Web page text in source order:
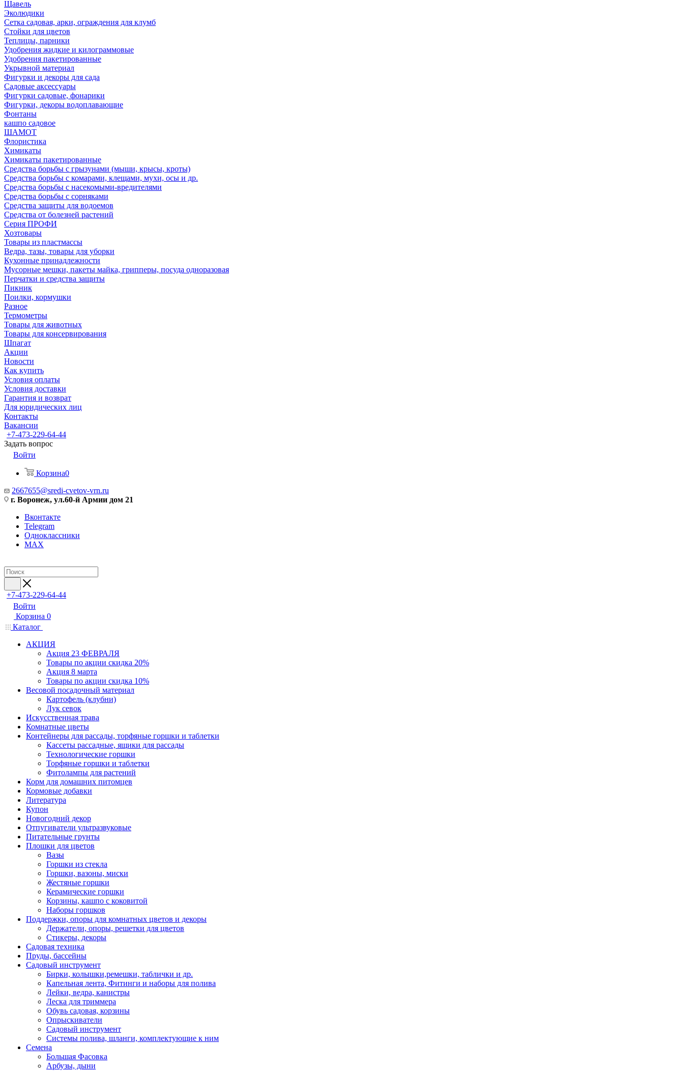
Щавель
Эколюдики
Сетка садовая, арки, ограждения для клумб
Стойки для цветов
Теплицы, парники
Удобрения жидкие и килограммовые
Удобрения пакетированные
Укрывной материал
Фигурки и декоры для сада
Садовые аксессуары
Фигурки садовые, фонарики
Фигурки, декоры водоплавающие
Фонтаны
кашпо садовое
ШАМОТ
Флористика
Химикаты
Химикаты пакетированные
Средства борьбы с грызунами (мыши, крысы, кроты)
Средства борьбы с комарами, клещами, мухи, осы и др.
Средства борьбы с насекомыми-вредителями
Средства борьбы с сорняками
Средства защиты для водоемов
Средства от болезней растений
Серия ПРОФИ
Хозтовары
Товары из пластмассы
Ведра, тазы, товары для уборки
Кухонные принадлежности
Мусорные мешки, пакеты майка, грипперы, посуда одноразовая
Перчатки и средства защиты
Пикник
Поилки, кормушки
Разное
Термометры
Товары для животных
Товары для консервирования
Шпагат
Акции
Новости
Как купить
Условия оплаты
Условия доставки
Гарантия и возврат
Для юридических лиц
Контакты
Вакансии
+7-473-229-64-44
Задать вопрос
Войти
Корзина0
2667655@sredi-cvetov-vrn.ru
г. Воронеж, ул.60-й Армии дом 21
Вконтакте
Telegram
Одноклассники
MAX
+7-473-229-64-44
Войти
Корзина 0
Каталог
АКЦИЯ
Акция 23 ФЕВРАЛЯ
Товары по акции скидка 20%
Акция 8 марта
Товары по акции скидка 10%
Весовой посадочный материал
Картофель (клубни)
Лук севок
Искусственная трава
Комнатные цветы
Контейнеры для рассады, торфяные горшки и таблетки
Кассеты рассадные, ящики для рассады
Технологические горшки
Торфяные горшки и таблетки
Фитолампы для растений
Корм для домашних питомцев
Кормовые добавки
Литература
Купон
Новогодний декор
Отпугиватели ультразвуковые
Питательные грунты
Плошки для цветов
Вазы
Горшки из стекла
Горшки, вазоны, миски
Жестяные горшки
Керамические горшки
Корзины, кашпо с коковитой
Наборы горшков
Поддержки, опоры для комнатных цветов и декоры
Держатели, опоры, решетки для цветов
Стикеры, декоры
Садовая техника
Пруды, бассейны
Садовый инструмент
Бирки, колышки,ремешки, таблички и др.
Капельная лента, Фитинги и наборы для полива
Лейки, ведра, канистры
Леска для триммера
Обувь садовая, корзины
Опрыскиватели
Садовый инструмент
Системы полива, шланги, комплектующие к ним
Семена
Большая Фасовка
Арбузы, дыни